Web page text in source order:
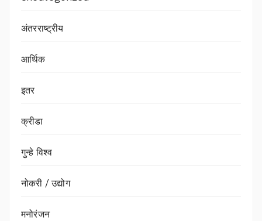
अंतरराष्ट्रीय
आर्थिक
इतर
क्रीडा
गुन्हे विश्व
नोकरी / उद्योग
मनोरंजन